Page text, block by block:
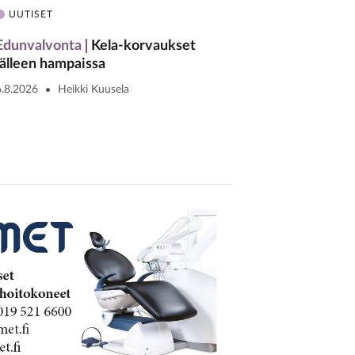
UUTISET
Kela-korvaukset
hampaissa
Heikki Kuusela